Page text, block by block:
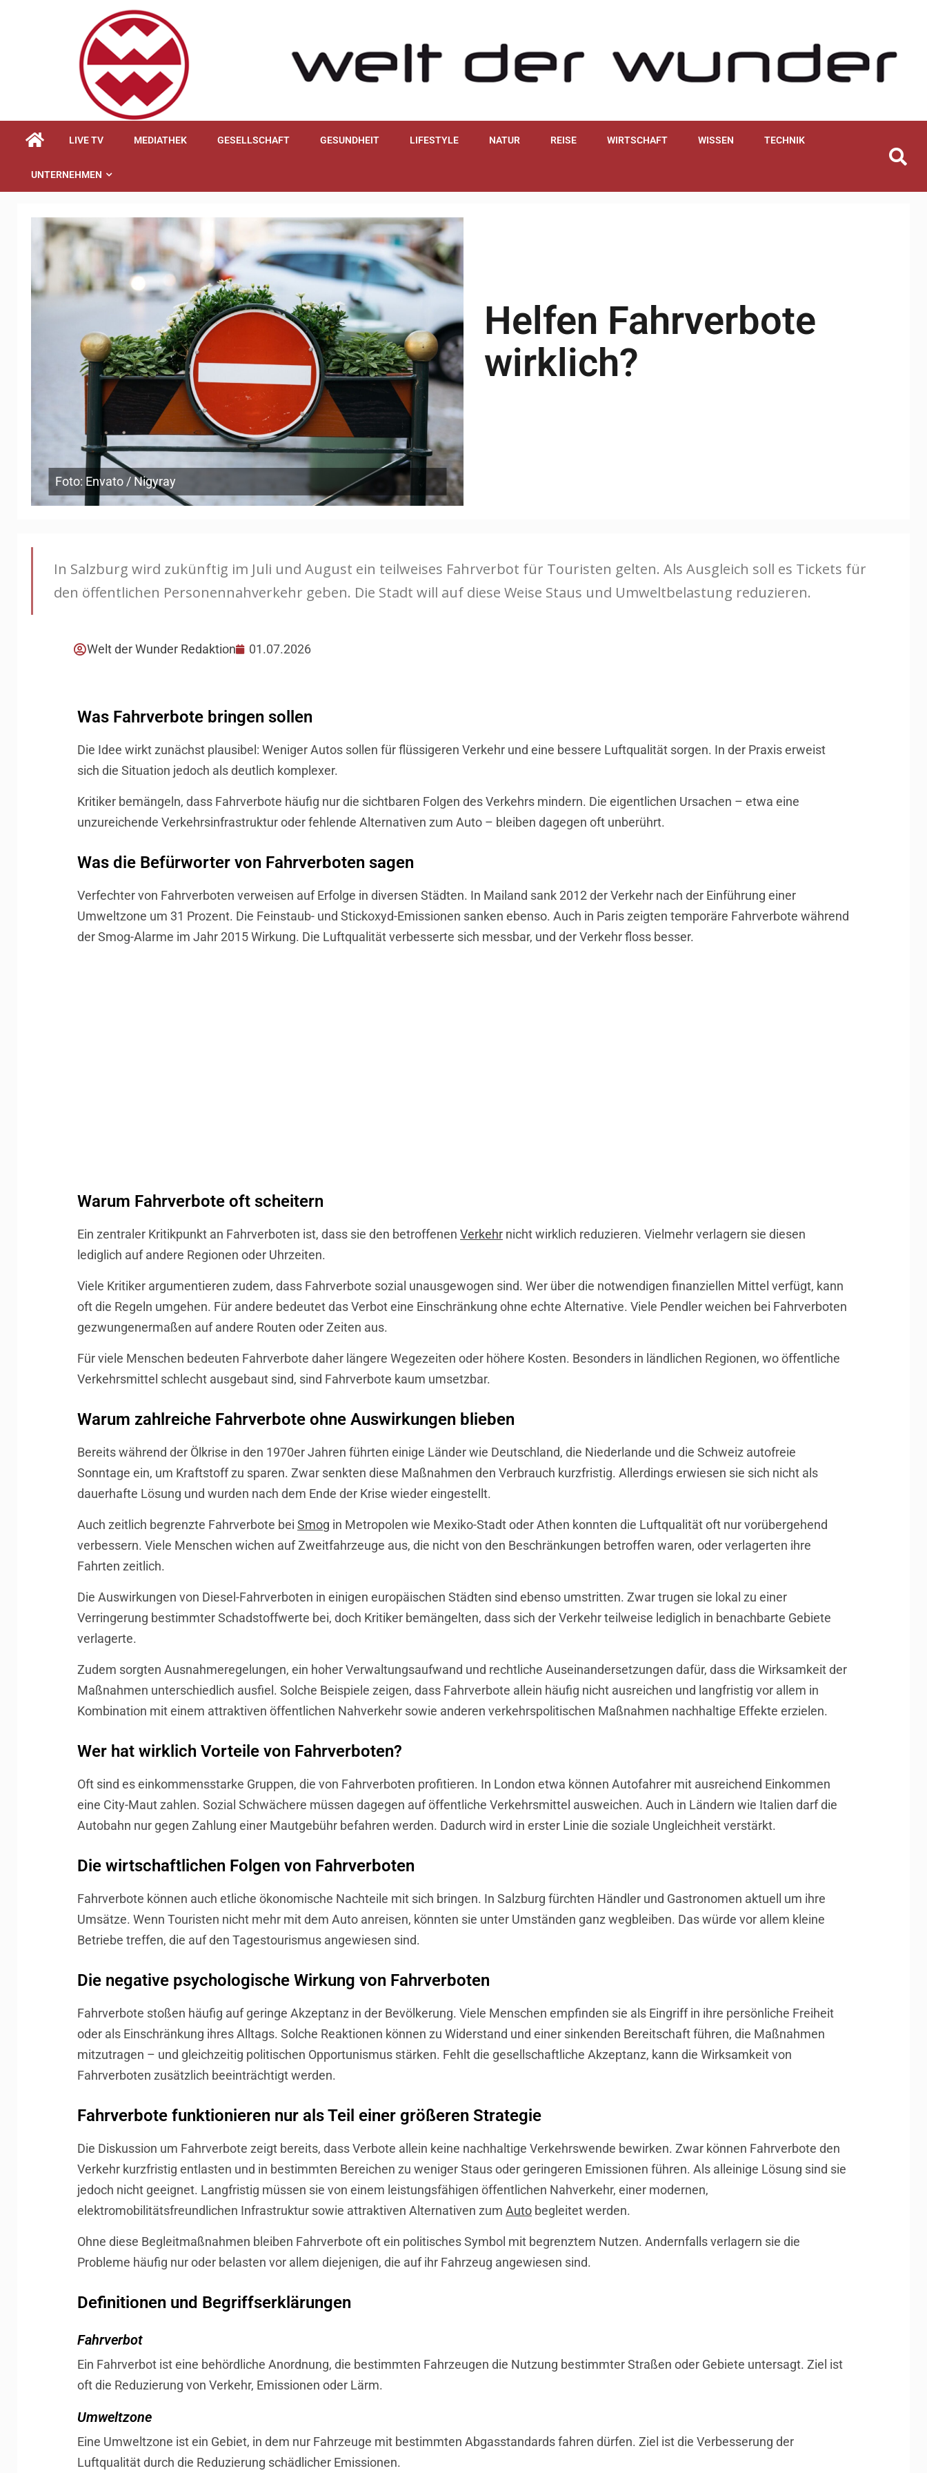
LIVE TV MEDIATHEK GESELLSCHAFT GESUNDHEIT LIFESTYLE NATUR REISE WIRTSCHAFT WISSEN TECHNIK
UNTERNEHMEN
Foto: Envato / Nigyray
Helfen Fahrverbote
wirklich?
In Salzburg wird zukünftig im Juli und August ein teilweises Fahrverbot für Touristen gelten. Als Ausgleich soll es Tickets für
den öffentlichen Personennahverkehr geben. Die Stadt will auf diese Weise Staus und Umweltbelastung reduzieren.
Welt der Wunder Redaktion 01.07.2026
Was Fahrverbote bringen sollen
Die Idee wirkt zunächst plausibel: Weniger Autos sollen für flüssigeren Verkehr und eine bessere Luftqualität sorgen. In der Praxis erweist
sich die Situation jedoch als deutlich komplexer.
Kritiker bemängeln, dass Fahrverbote häufig nur die sichtbaren Folgen des Verkehrs mindern. Die eigentlichen Ursachen – etwa eine
unzureichende Verkehrsinfrastruktur oder fehlende Alternativen zum Auto – bleiben dagegen oft unberührt.
Was die Befürworter von Fahrverboten sagen
Verfechter von Fahrverboten verweisen auf Erfolge in diversen Städten. In Mailand sank 2012 der Verkehr nach der Einführung einer
Umweltzone um 31 Prozent. Die Feinstaub- und Stickoxyd-Emissionen sanken ebenso. Auch in Paris zeigten temporäre Fahrverbote während
der Smog-Alarme im Jahr 2015 Wirkung. Die Luftqualität verbesserte sich messbar, und der Verkehr floss besser.
Warum Fahrverbote oft scheitern
Ein zentraler Kritikpunkt an Fahrverboten ist, dass sie den betroffenen Verkehr nicht wirklich reduzieren. Vielmehr verlagern sie diesen
lediglich auf andere Regionen oder Uhrzeiten.
Viele Kritiker argumentieren zudem, dass Fahrverbote sozial unausgewogen sind. Wer über die notwendigen finanziellen Mittel verfügt, kann
oft die Regeln umgehen. Für andere bedeutet das Verbot eine Einschränkung ohne echte Alternative. Viele Pendler weichen bei Fahrverboten
gezwungenermaßen auf andere Routen oder Zeiten aus.
Für viele Menschen bedeuten Fahrverbote daher längere Wegezeiten oder höhere Kosten. Besonders in ländlichen Regionen, wo öffentliche
Verkehrsmittel schlecht ausgebaut sind, sind Fahrverbote kaum umsetzbar.
Warum zahlreiche Fahrverbote ohne Auswirkungen blieben
Bereits während der Ölkrise in den 1970er Jahren führten einige Länder wie Deutschland, die Niederlande und die Schweiz autofreie
Sonntage ein, um Kraftstoff zu sparen. Zwar senkten diese Maßnahmen den Verbrauch kurzfristig. Allerdings erwiesen sie sich nicht als
dauerhafte Lösung und wurden nach dem Ende der Krise wieder eingestellt.
Auch zeitlich begrenzte Fahrverbote bei Smog in Metropolen wie Mexiko-Stadt oder Athen konnten die Luftqualität oft nur vorübergehend
verbessern. Viele Menschen wichen auf Zweitfahrzeuge aus, die nicht von den Beschränkungen betroffen waren, oder verlagerten ihre
Fahrten zeitlich.
Die Auswirkungen von Diesel-Fahrverboten in einigen europäischen Städten sind ebenso umstritten. Zwar trugen sie lokal zu einer
Verringerung bestimmter Schadstoffwerte bei, doch Kritiker bemängelten, dass sich der Verkehr teilweise lediglich in benachbarte Gebiete
verlagerte.
Zudem sorgten Ausnahmeregelungen, ein hoher Verwaltungsaufwand und rechtliche Auseinandersetzungen dafür, dass die Wirksamkeit der
Maßnahmen unterschiedlich ausfiel. Solche Beispiele zeigen, dass Fahrverbote allein häufig nicht ausreichen und langfristig vor allem in
Kombination mit einem attraktiven öffentlichen Nahverkehr sowie anderen verkehrspolitischen Maßnahmen nachhaltige Effekte erzielen.
Wer hat wirklich Vorteile von Fahrverboten?
Oft sind es einkommensstarke Gruppen, die von Fahrverboten profitieren. In London etwa können Autofahrer mit ausreichend Einkommen
eine City-Maut zahlen. Sozial Schwächere müssen dagegen auf öffentliche Verkehrsmittel ausweichen. Auch in Ländern wie Italien darf die
Autobahn nur gegen Zahlung einer Mautgebühr befahren werden. Dadurch wird in erster Linie die soziale Ungleichheit verstärkt.
Die wirtschaftlichen Folgen von Fahrverboten
Fahrverbote können auch etliche ökonomische Nachteile mit sich bringen. In Salzburg fürchten Händler und Gastronomen aktuell um ihre
Umsätze. Wenn Touristen nicht mehr mit dem Auto anreisen, könnten sie unter Umständen ganz wegbleiben. Das würde vor allem kleine
Betriebe treffen, die auf den Tagestourismus angewiesen sind.
Die negative psychologische Wirkung von Fahrverboten
Fahrverbote stoßen häufig auf geringe Akzeptanz in der Bevölkerung. Viele Menschen empfinden sie als Eingriff in ihre persönliche Freiheit
oder als Einschränkung ihres Alltags. Solche Reaktionen können zu Widerstand und einer sinkenden Bereitschaft führen, die Maßnahmen
mitzutragen – und gleichzeitig politischen Opportunismus stärken. Fehlt die gesellschaftliche Akzeptanz, kann die Wirksamkeit von
Fahrverboten zusätzlich beeinträchtigt werden.
Fahrverbote funktionieren nur als Teil einer größeren Strategie
Die Diskussion um Fahrverbote zeigt bereits, dass Verbote allein keine nachhaltige Verkehrswende bewirken. Zwar können Fahrverbote den
Verkehr kurzfristig entlasten und in bestimmten Bereichen zu weniger Staus oder geringeren Emissionen führen. Als alleinige Lösung sind sie
jedoch nicht geeignet. Langfristig müssen sie von einem leistungsfähigen öffentlichen Nahverkehr, einer modernen,
elektromobilitätsfreundlichen Infrastruktur sowie attraktiven Alternativen zum Auto begleitet werden.
Ohne diese Begleitmaßnahmen bleiben Fahrverbote oft ein politisches Symbol mit begrenztem Nutzen. Andernfalls verlagern sie die
Probleme häufig nur oder belasten vor allem diejenigen, die auf ihr Fahrzeug angewiesen sind.
Definitionen und Begriffserklärungen
Fahrverbot
Ein Fahrverbot ist eine behördliche Anordnung, die bestimmten Fahrzeugen die Nutzung bestimmter Straßen oder Gebiete untersagt. Ziel ist
oft die Reduzierung von Verkehr, Emissionen oder Lärm.
Umweltzone
Eine Umweltzone ist ein Gebiet, in dem nur Fahrzeuge mit bestimmten Abgasstandards fahren dürfen. Ziel ist die Verbesserung der
Luftqualität durch die Reduzierung schädlicher Emissionen.